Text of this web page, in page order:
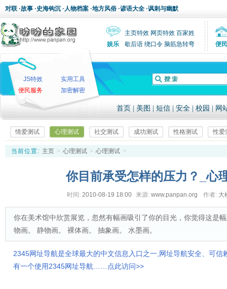
对联 ·故事 ·史海钩沉 ·人物档案 ·地方风俗 ·谚语大全 ·讽刺与幽默
主页特效 网页特效 百家姓
娱乐
歇后语 绕口令 脑筋急转弯 便民
JS特效
实用工具
便民服务
加密解密
首页 美图 短信 安全 校园 网
情爱测试 心理测试 社交测试 成功测试 性格测试 性爱
当前位置: 主页 > 心理测试 > 心理测试 >
你目前承受怎样的压力？_心
时间: 2010-08-19 18:00 来源: www.panpan.org 作者: 大
你在美术馆中欣赏展览，忽然有幅画吸引了你的目光，你觉得这是
物画。 静物画。 裸体画。 抽象画。 水墨画。
2345网址导航是全球最大的中文信息入口之一,网址导航安全、可信
有一个使用2345网址导航……点此访问>>